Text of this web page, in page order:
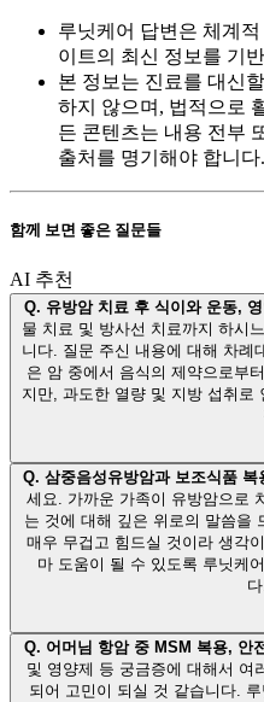
루닛케어 답변은 체계
이트의 최신 정보를 기
본 정보는 진료를 대신
하지 않으며, 법적으로
든 콘텐츠는 내용 전부
출처를 명기해야 합니다.
함께 보면 좋은 질문들
AI 추천
Q. 유방암 치료 후 식이와 운동,
물 치료 및 방사선 치료까지 하시
니다. 질문 주신 내용에 대해 차례
은 암 중에서 음식의 제약으로부
지만, 과도한 열량 및 지방 섭취로
Q. 삼중음성유방암과 보조식품
세요. 가까운 가족이 유방암으로
는 것에 대해 깊은 위로의 말씀을
매우 무겁고 힘드실 것이라 생각
마 도움이 될 수 있도록 루닛케
Q. 어머님 항암 중 MSM 복용, 안
및 영양제 등 궁금증에 대해서 여
되어 고민이 되실 것 같습니다.